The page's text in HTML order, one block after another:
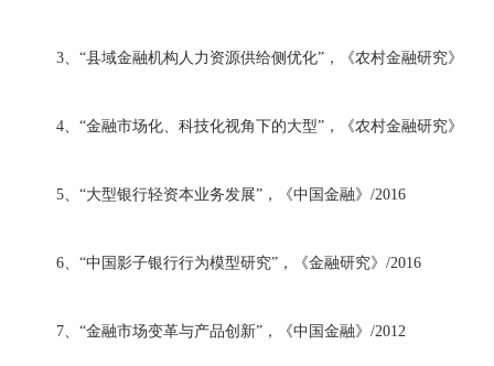
3、“县域金融机构人力资源供给侧优化”，《农村金融研究》
4、“金融市场化、科技化视角下的大型”，《农村金融研究》
5、“大型银行轻资本业务发展”，《中国金融》/2016
6、“中国影子银行行为模型研究”，《金融研究》/2016
7、“金融市场变革与产品创新”，《中国金融》/2012